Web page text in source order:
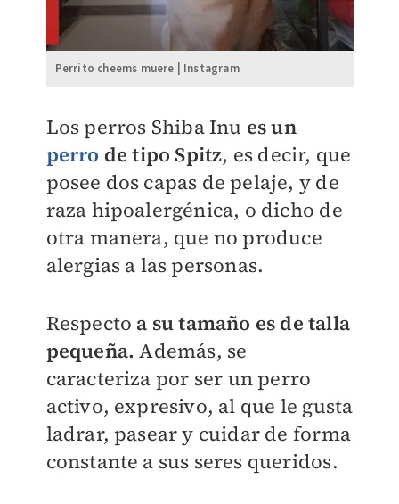
Perrito cheems muere | Instagram
Los perros Shiba Inu es un
perro de tipo Spitz, es decir, que
posee dos capas de pelaje, y de
raza hipoalergénica, o dicho de
otra manera, que no produce
alergias a las personas.
Respecto a su tamaño es de talla
pequeña. Además, se
caracteriza por ser un perro
activo, expresivo, al que le gusta
ladrar, pasear y cuidar de forma
constante a sus seres queridos.